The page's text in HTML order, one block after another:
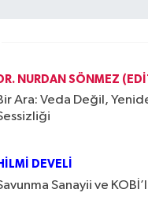
NURDAN SÖNMEZ
Ara: Veda Değil,
DEVELI
Sanayii ve